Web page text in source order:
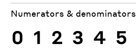
Numerators & denominators
0 1 2 3 4 5